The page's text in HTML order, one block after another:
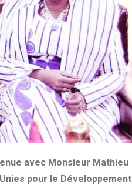
avec Monsieur Mathieu
pour le Développement